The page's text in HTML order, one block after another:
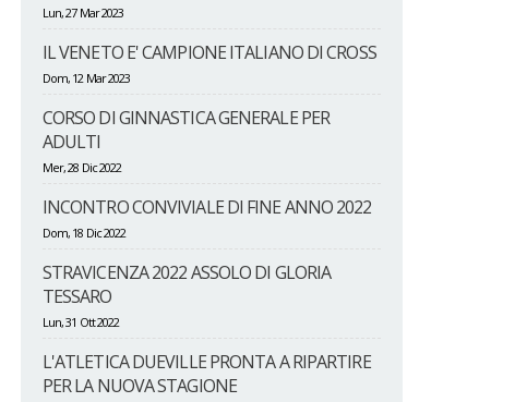
Lun, 27 Mar 2023
IL VENETO E' CAMPIONE ITALIANO DI CROSS
Dom, 12 Mar 2023
CORSO DI GINNASTICA GENERALE PER
ADULTI
Mer, 28 Dic 2022
INCONTRO CONVIVIALE DI FINE ANNO 2022
Dom, 18 Dic 2022
STRAVICENZA 2022 ASSOLO DI GLORIA
TESSARO
Lun, 31 Ott 2022
L'ATLETICA DUEVILLE PRONTA A RIPARTIRE
PER LA NUOVA STAGIONE